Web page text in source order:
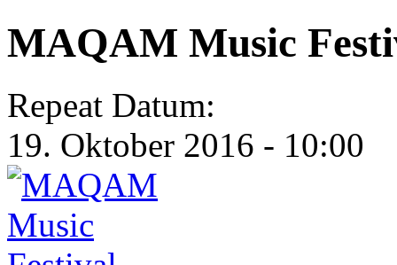
MAQAM Music
Repeat Datum:
19. Oktober 2016 - 10:00